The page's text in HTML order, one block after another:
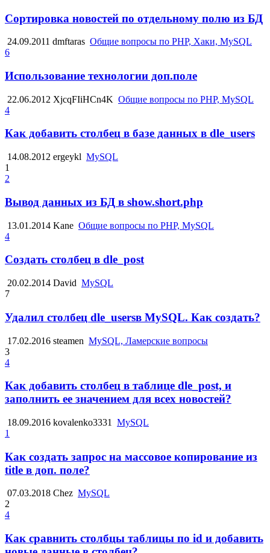
Сортировка новостей по отдельному полю из БД
24.09.2011 dmftaras Общие вопросы по PHP, Хаки, MySQL
6
Использование технологии доп.поле
22.06.2012 XjcqFIiHCn4K Общие вопросы по PHP, MySQL
4
Как добавить столбец в базе данных в dle_users
14.08.2012 ergeykl MySQL
1
2
Вывод данных из БД в show.short.php
13.01.2014 Kane Общие вопросы по PHP, MySQL
4
Создать столбец в dle_post
20.02.2014 David MySQL
7
Удалил столбец dle_usersв MySQL. Как создать?
17.02.2016 steamen MySQL, Ламерские вопросы
3
4
Как добавить столбец в таблице dle_post, и
заполнить ее значением для всех новостей?
18.09.2016 kovalenko3331
MySQL
1
Как создать запрос на массовое копирование из
title в доп. поле?
07.03.2018 Chez MySQL
2
4
Как сравнить столбцы таблицы по id и добавить